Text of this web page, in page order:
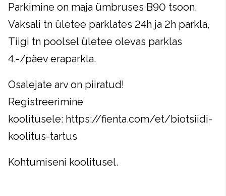
Parkimine on maja ümbruses B90 tsoon,
Vaksali tn ületee parklates 24h ja 2h parkla,
Tiigi tn poolsel ületee olevas parklas
4.-/päev eraparkla.
Osalejate arv on piiratud!
Registreerimine
koolitusele: https://fienta.com/et/biotsiidi-
koolitus-tartus
Kohtumiseni koolitusel.